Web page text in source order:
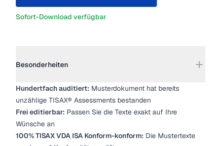
Sofort-Download verfügbar
Besonderheiten
Hundertfach auditiert: Musterdokument hat bereits
unzählige TISAX® Assessments bestanden
Frei editierbar: Passen Sie die Texte exakt auf Ihre
Wünsche an
100% TISAX VDA ISA Konform-konform: Die Mustertexte